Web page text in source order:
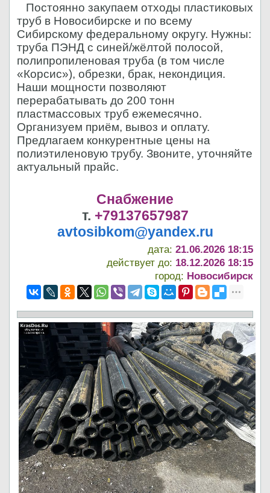
Постоянно закупаем отходы пластиковых
труб в Новосибирске и по всему
Сибирскому федеральному округу. Нужны:
труба ПЭНД с синей/жёлтой полосой,
полипропиленовая труба (в том числе
«Корсис»), обрезки, брак, некондиция.
Наши мощности позволяют
перерабатывать до 200 тонн
пластмассовых труб ежемесячно.
Организуем приём, вывоз и оплату.
Предлагаем конкурентные цены на
полиэтиленовую трубу. Звоните, уточняйте
актуальный прайс.
Снабжение
т. +79137657987
avtosibkom@yandex.ru
дата:21.06.2026 18:15
действует до: 18.12.2026 18:15
город: Новосибирск